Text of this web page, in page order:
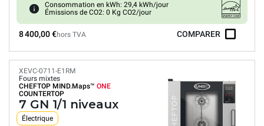
Consommation en kWh: 29,4 kWh/jour
Émissions de CO2: 0 Kg CO2/jour
8 400,00 €hors TVA COMPARER
XEVC-0711-E1RM
Fours mixtes
CHEFTOP MIND.Maps™ ONE
COUNTERTOP
7 GN 1/1 niveaux
Électrique